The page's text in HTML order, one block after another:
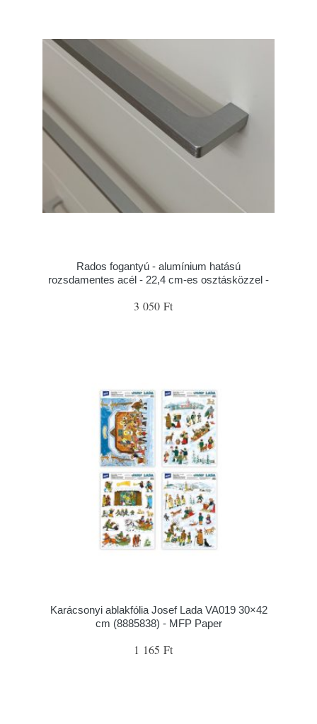
Rados fogantyú - alumínium hatású
rozsdamentes acél - 22,4 cm-es osztásközzel -
3 050 Ft
Karácsonyi ablakfólia Josef Lada VA019 30×42
cm (8885838) - MFP Paper
1 165 Ft